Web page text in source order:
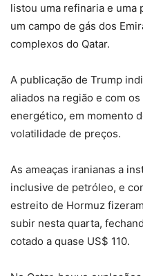
listou uma refinaria e uma
um campo de gás dos
complexos do Qatar.
A publicação de Trump
aliados na região e com
energético, em momento
volatilidade de preços.
As ameaças iranianas a
inclusive de petróleo, e
estreito de Hormuz
subir nesta quarta,
cotado a quase US$ 110.